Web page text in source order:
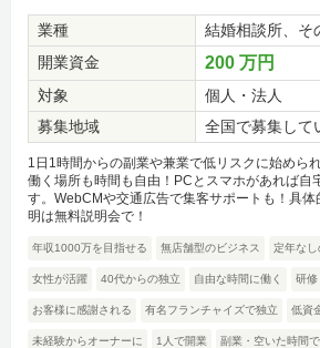
業種
結婚相談所、そ
開業資金
200 万円
対象
個人・法人
募集地域
全国で募集して
1日1時間からの副業や兼業で低リスクに始めら
働く場所も時間も自由！PCとスマホがあれば自
す。WebCMや交通広告で集客サポートも！具
明は無料説明会で！
年収1000万を目指せる 無店舗型のビジネス 定年なし
女性が活躍 40代からの独立 自由な時間に働く 研修
お客様に感謝される 有名フランチャイズで独立 低資
未経験からオーナーに 1人で開業 副業・空いた時間